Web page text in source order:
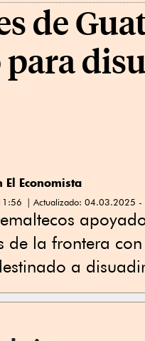
de
El Economista
Actualizado: 04.03.2025 -
de la frontera
a